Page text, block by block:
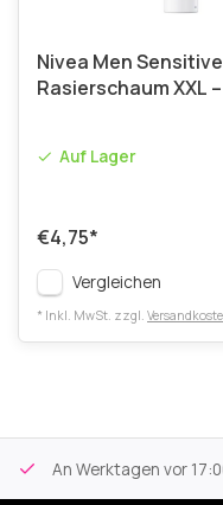
Nivea Men Sensitive
Rasierschaum XXL
Auf Lager
€4,75*
Vergleichen
* Inkl. MwSt. zzgl.
An Werktagen vor